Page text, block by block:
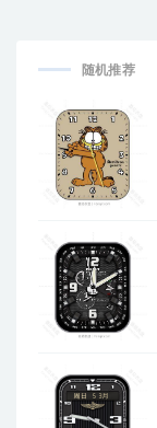
随机推荐